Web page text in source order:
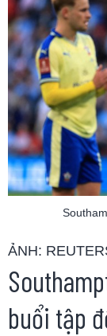
ẢNH:
buổi tập